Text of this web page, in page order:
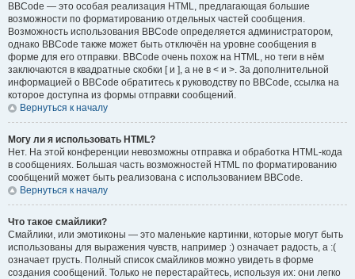
BBCode — это особая реализация HTML, предлагающая большие
возможности по форматированию отдельных частей сообщения.
Возможность использования BBCode определяется администратором,
однако BBCode также может быть отключён на уровне сообщения в
форме для его отправки. BBCode очень похож на HTML, но теги в нём
заключаются в квадратные скобки [ и ], а не в < и >. За дополнительной
информацией о BBCode обратитесь к руководству по BBCode, ссылка на
которое доступна из формы отправки сообщений.
Вернуться к началу
Могу ли я использовать HTML?
Нет. На этой конференции невозможны отправка и обработка HTML-кода
в сообщениях. Большая часть возможностей HTML по форматированию
сообщений может быть реализована с использованием BBCode.
Вернуться к началу
Что такое смайлики?
Смайлики, или эмотиконы — это маленькие картинки, которые могут быть
использованы для выражения чувств, например :) означает радость, а :(
означает грусть. Полный список смайликов можно увидеть в форме
создания сообщений. Только не перестарайтесь, используя их: они легко